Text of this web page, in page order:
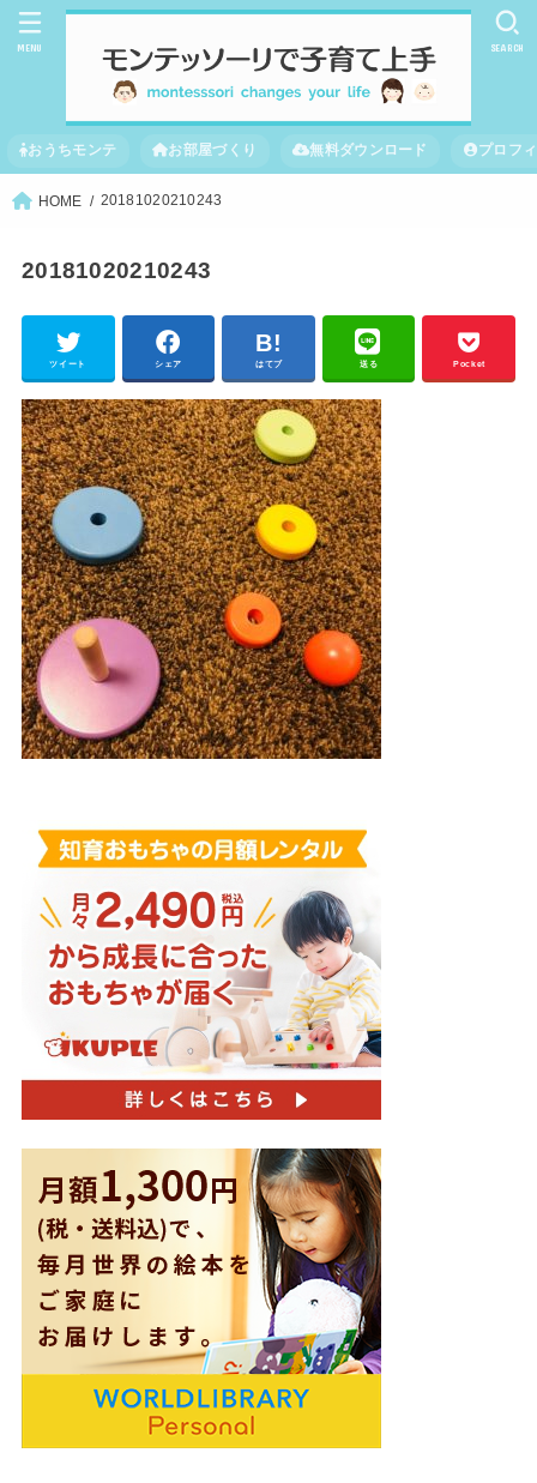
おうちモンテ お部屋づくり 無料ダウンロード プロフ
SEARCH
MENU
HOME 20181020210243
20181020210243
ツイート シェア はてブ 送る Pocket